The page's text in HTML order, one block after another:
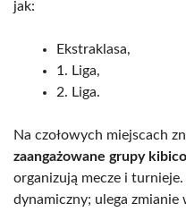
jak:
Ekstraklasa,
1. Liga,
2. Liga.
Na czołowych miejscach
zaangażowane grupy
organizują mecze i
dynamiczny; ulega